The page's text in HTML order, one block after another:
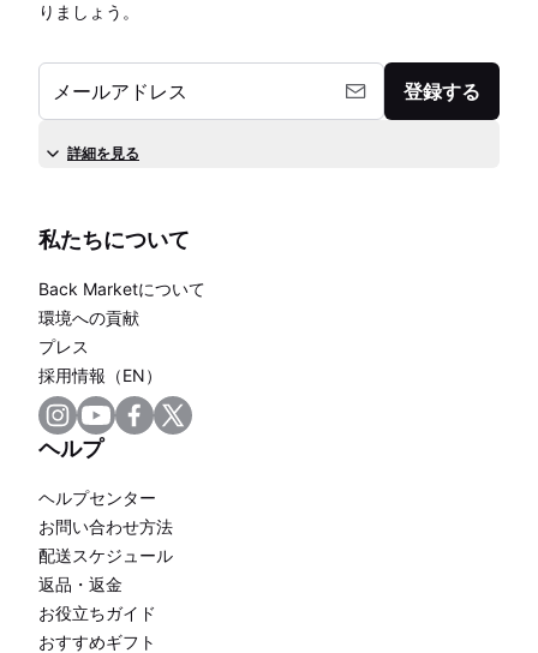
りましょう。
メールアドレス 登録する
詳細を見る
私たちについて
Back Marketについて
環境への貢献
プレス
採用情報（EN）
ヘルプ
ヘルプセンター
お問い合わせ方法
配送スケジュール
返品・返金
お役立ちガイド
おすすめギフト